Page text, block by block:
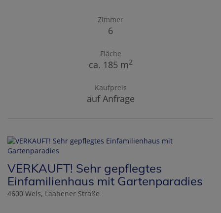
Zimmer
6
Fläche
ca. 185 m2
Kaufpreis
auf Anfrage
VERKAUFT! Sehr gepflegtes
Einfamilienhaus mit Gartenparadies
4600 Wels, Laahener Straße